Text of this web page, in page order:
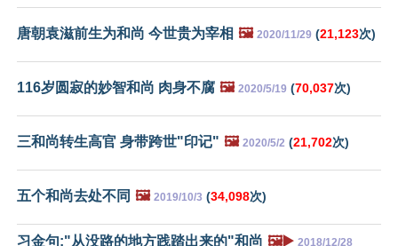
唐朝袁滋前生为和尚 今世贵为宰相 🖼️ 2020/11/29 (21,123次)
116岁圆寂的妙智和尚 肉身不腐 🖼️ 2020/5/19 (70,037次)
三和尚转生高官 身带跨世"印记" 🖼️ 2020/5/2 (21,702次)
五个和尚去处不同 🖼️ 2019/10/3 (34,098次)
习金句:"从没路的地方践踏出来的"和尚 🖼️▶️ 2018/12/28